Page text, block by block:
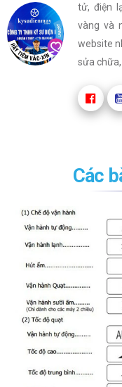
tử, điện
vàng và
website
sửa
Các